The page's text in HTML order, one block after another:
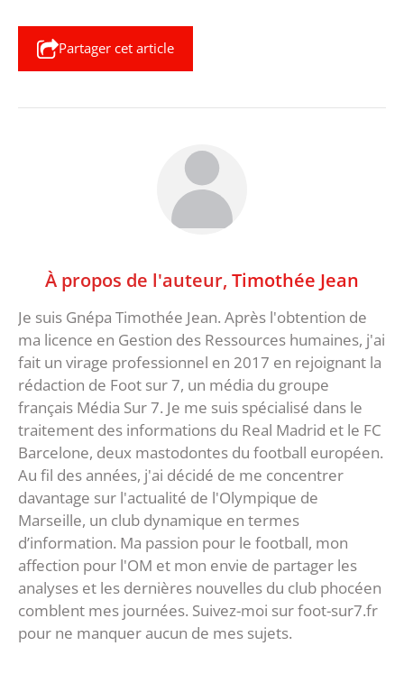
Partager cet article
À propos de l'auteur, Timothée Jean
Je suis Gnépa Timothée Jean. Après l'obtention de
ma licence en Gestion des Ressources humaines, j'ai
fait un virage professionnel en 2017 en rejoignant la
rédaction de Foot sur 7, un média du groupe
français Média Sur 7. Je me suis spécialisé dans le
traitement des informations du Real Madrid et le FC
Barcelone, deux mastodontes du football européen.
Au fil des années, j'ai décidé de me concentrer
davantage sur l'actualité de l'Olympique de
Marseille, un club dynamique en termes
d’information. Ma passion pour le football, mon
affection pour l'OM et mon envie de partager les
analyses et les dernières nouvelles du club phocéen
comblent mes journées. Suivez-moi sur foot-sur7.fr
pour ne manquer aucun de mes sujets.